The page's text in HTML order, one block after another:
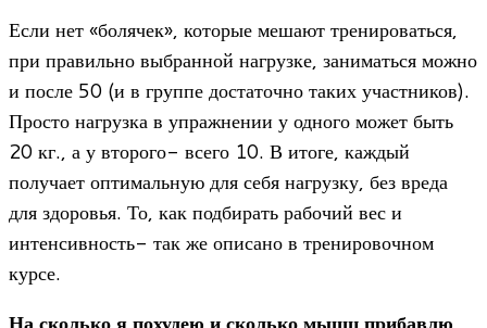
Если нет «болячек», которые мешают тренироваться,
при правильно выбранной нагрузке, заниматься можно
и после 50 (и в группе достаточно таких участников).
Просто нагрузка в упражнении у одного может быть
20 кг., а у второго- всего 10. В итоге, каждый
получает оптимальную для себя нагрузку, без вреда
для здоровья. То, как подбирать рабочий вес и
интенсивность- так же описано в тренировочном
курсе.
На сколько я похудею и сколько мышц прибавлю